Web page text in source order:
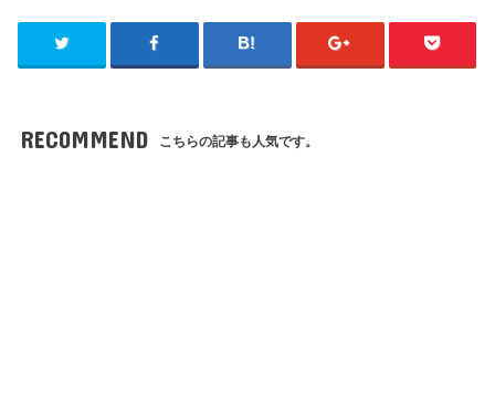
RECOMMEND こちらの記事も人気です。